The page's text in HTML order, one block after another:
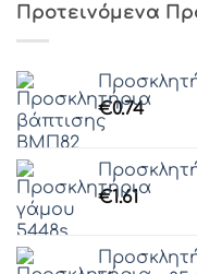
Προτεινόμενα
€0.74
€1.61